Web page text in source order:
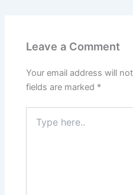
Leave a Comment
Your email address will
fields are marked *
here..